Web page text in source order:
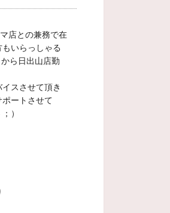
店との兼務で在
いらっしゃる
ら日出山店勤
スさせて頂き
ートさせて
）